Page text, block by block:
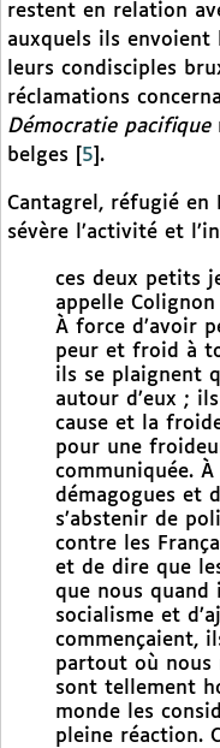
restent en relation
auxquels ils
leurs condisciples
réclamations
Démocratie pacifique
belges
5 .
Cantagrel, réfugié en
sévère l’activité et
ces deux petits
appelle
À force d’avoir
peur et froid à
ils se plaignent
autour d’eux ;
cause et la
pour une
communiquée.
démagogues et
s’abstenir de
contre les
et de dire que
que nous quand
socialisme et
commençaient,
partout où nous
sont tellement
monde les
pleine réaction.